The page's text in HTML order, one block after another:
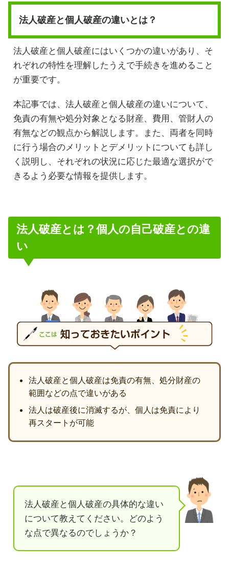
法人破産と個人破産の違いとは？
法人破産と個人破産にはいくつかの違いがあり、そ
れぞれの特性を理解したうえで手続きを進めること
が重要です。
本記事では、法人破産と個人破産の違いについて、
免責の有無や処分対象となる財産、費用、管財人の
有無などの観点から解説します。また、両者を同時
に行う場合のメリットとデメリットについても詳し
く説明し、それぞれの状況に応じた最適な選択がで
きるよう必要な情報を提供します。
法人破産とは？個人の自己破産との違
い
法人破産と個人破産は免責の有無、処分財産の
範囲などの点で違いがある
法人は破産後に消滅するが、個人は免責により
再スタートが可能
法人破産と個人破産の具体的な違い
について教えてください。どのよう
な点で異なるのでしょうか？